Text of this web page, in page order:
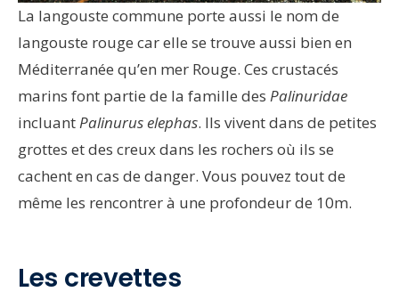
La langouste commune porte aussi le nom de
langouste rouge car elle se trouve aussi bien en
Méditerranée qu’en mer Rouge. Ces crustacés
marins font partie de la famille des Palinuridae
incluantPalinurus elephas. Ils vivent dans de petites
grottes et des creux dans les rochers où ils se
cachent en cas de danger. Vous pouvez tout de
même les rencontrer à une profondeur de 10m.
Les crevettes